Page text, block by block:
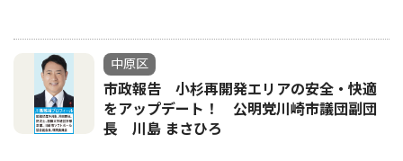
中原区
市政報告 小杉再開発エリアの安全・快適
をアップデート！ 公明党川崎市議団副団
長 川島 まさひろ